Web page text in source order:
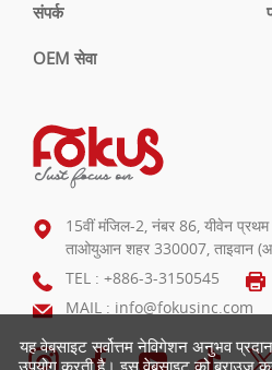
यह वेबसाइट सर्वोत्तम नेविगेशन अनुभव
उपयोग करती है। इस वेबसाइट को ब्राउज़
संपर्क
OEM सेवा
15वीं मंजिल-2, नंबर 86, यीवेन
ताओयुआन शहर 330007, ताइवान
TEL : +886-3-3150545
MAIL : info@fokusinc.com